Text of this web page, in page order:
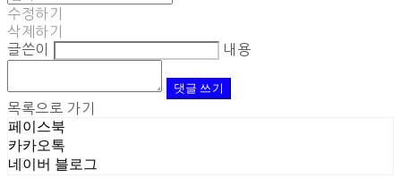
수정하기
삭제하기
글쓴이
내용
댓글 쓰기
목록으로 가기
페이스북
카카오톡
네이버 블로그